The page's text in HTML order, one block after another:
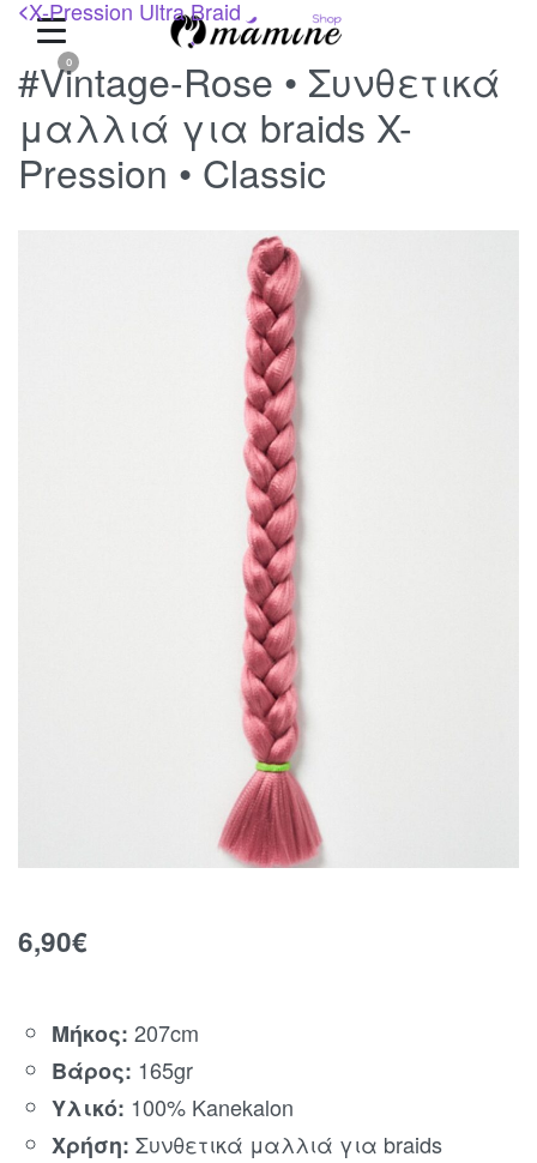
0
<X-Pression Ultra Braid
#Vintage-Rose • Συνθετικά
μαλλιά για braids X-
Pression • Classic
6,90€
Μήκος: 207cm
Βάρος: 165gr
Υλικό: 100% Kanekalon
Χρήση: Συνθετικά μαλλιά για braids